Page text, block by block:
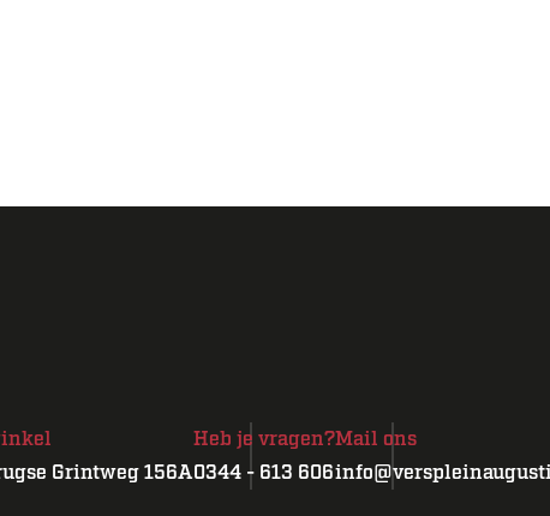
Grintweg 156A
Heb je vragen?
0344 - 613 606
Mail ons